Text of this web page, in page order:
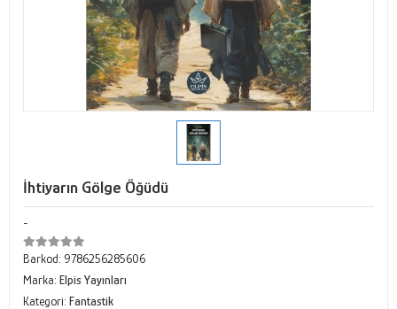
İhtiyarın Gölge Öğüdü
-
Barkod: 9786256285606
Marka: Elpis Yayınları
Kategori: Fantastik